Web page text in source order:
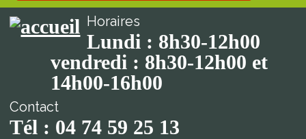
Horaires
Lundi : 8h30-12h00
vendredi : 8h30-12h00 et
14h00-16h00
Contact
Tél : 04 74 59 25 13